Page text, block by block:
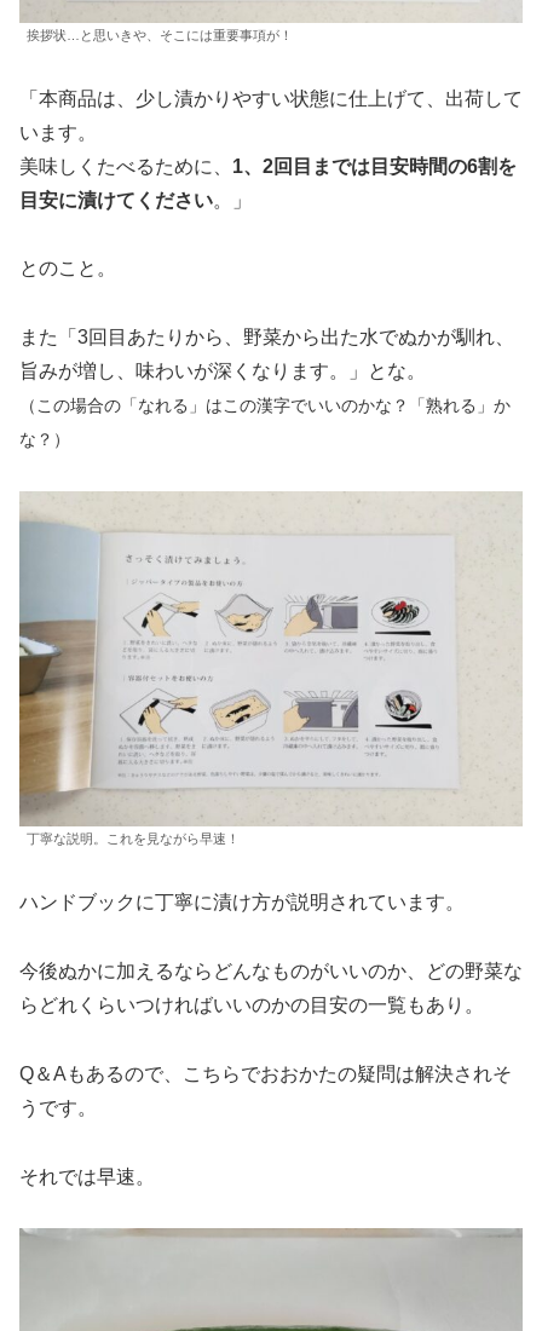
挨拶状…と思いきや、そこには重要事項が！
「本商品は、少し漬かりやすい状態に仕上げて、出荷して
います。
美味しくたべるために、 1、2回目までは目安時間の6割を
目安に漬けてください。」
とのこと。
また「3回目あたりから、野菜から出た水でぬかが馴れ、
旨みが増し、味わいが深くなります。」とな。
（この場合の「なれる」はこの漢字でいいのかな？「熟れる」か
な？）
丁寧な説明。これを見ながら早速！
ハンドブックに丁寧に漬け方が説明されています。
今後ぬかに加えるならどんなものがいいのか、どの野菜な
らどれくらいつければいいのかの目安の一覧もあり。
Q＆Aもあるので、こちらでおおかたの疑問は解決されそ
うです。
それでは早速。